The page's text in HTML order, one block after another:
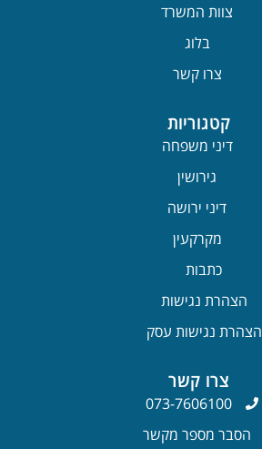
צוות המשרד
בלוג
צרו קשר
קטגוריות
דיני משפחה
גירושין
דיני ירושה
מקרקעין
כתבות
הצהרת נגישות
הצהרת נגישות עסק
צרו קשר
073-7606100
הסבר מספר מקשר